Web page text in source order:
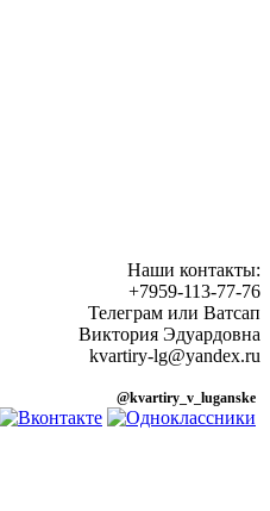
Наши контакты:
+7959-113-77-76
Телеграм или Ватсап
Виктория Эдуардовна
kvartiry-lg@yandex.ru
@kvartiry_v_luganske